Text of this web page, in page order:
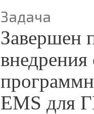
Задача
Завершен
внедрения
EMS для